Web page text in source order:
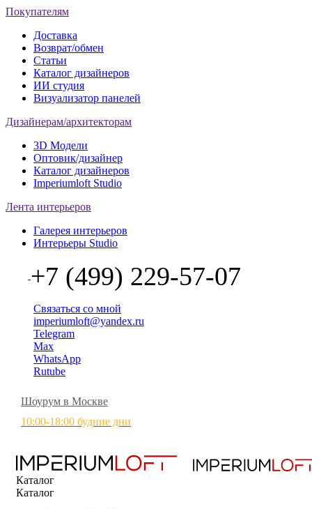
Покупателям
Доставка
Возврат/обмен
Статьи
Каталог дизайнеров
ИИ студия
Визуализатор панелей
Дизайнерам/архитекторам
3D Модели
Оптовик/дизайнер
Каталог дизайнеров
Imperiumloft Studio
Лента интерьеров
Галерея интерьеров
Интерьеры Studio
+7 (499) 229-57-07
Связаться со мной
imperiumloft@yandex.ru
Telegram
Max
WhatsApp
Rutube
Шоурум в Москве
10:00-18:00 будние дни
Каталог
Каталог